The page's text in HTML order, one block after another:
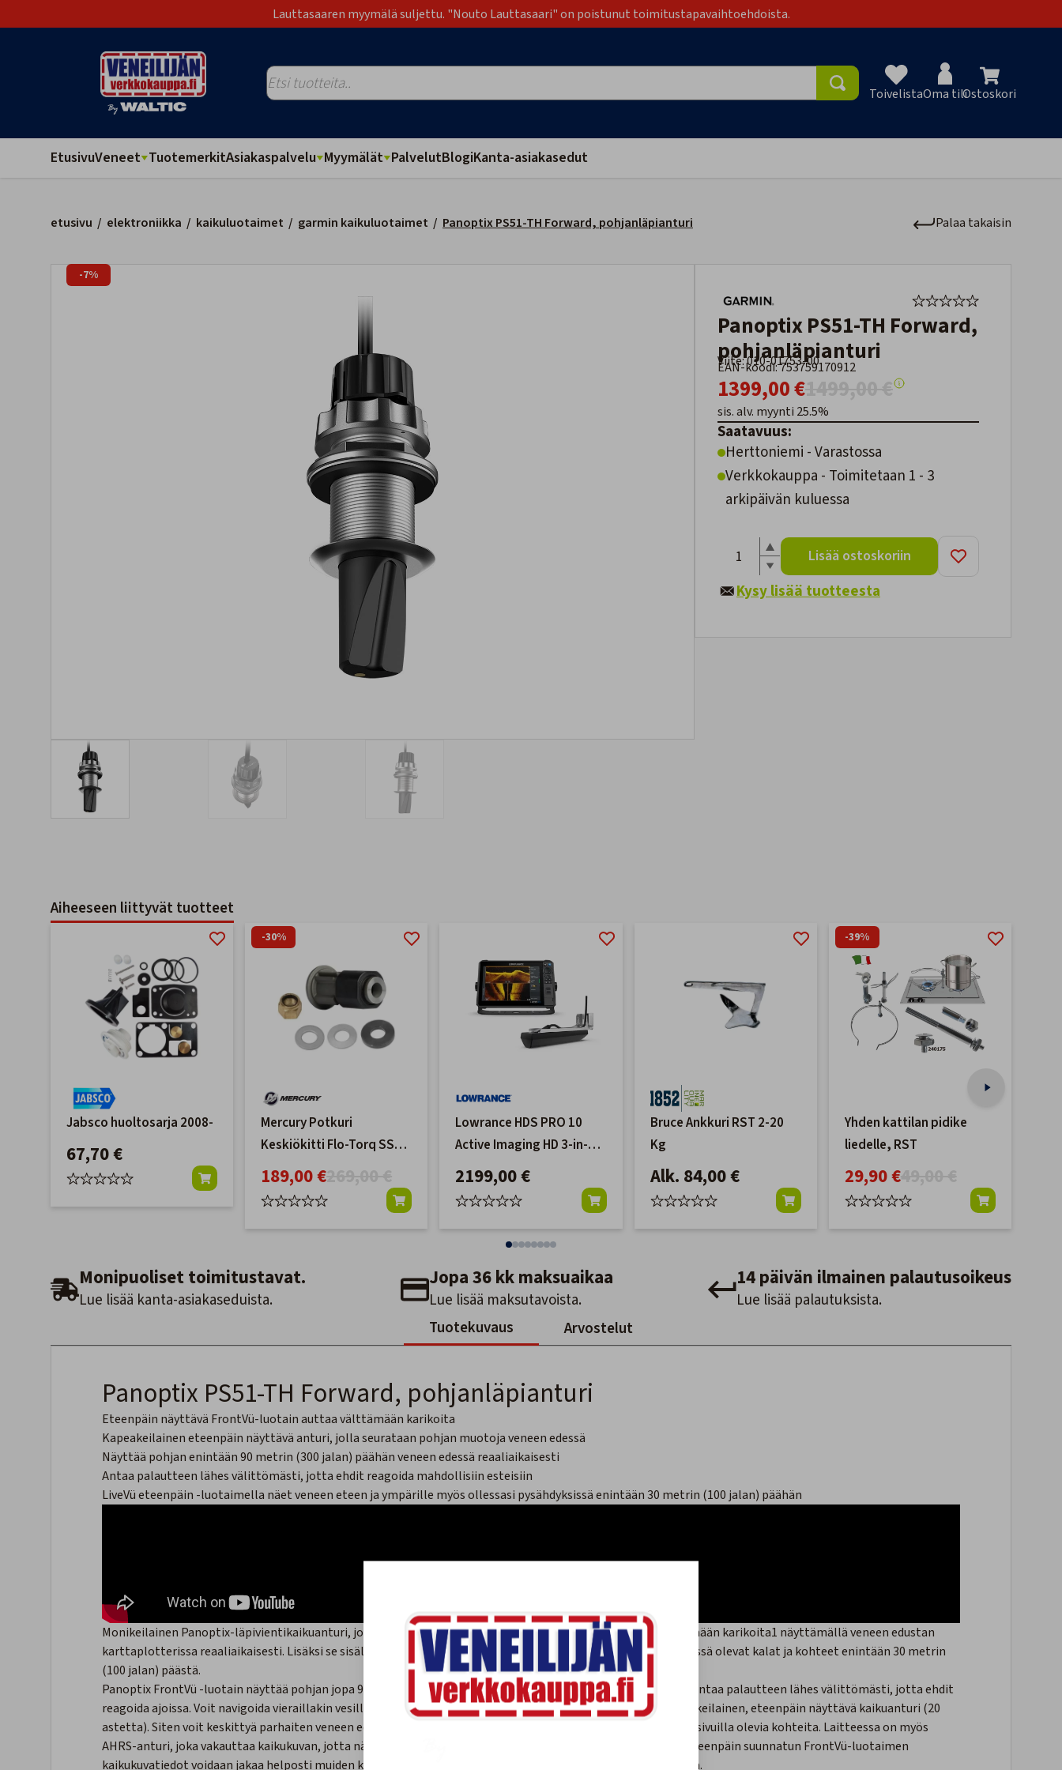
Lauttasaaren myymälä suljettu. "Nouto Lauttasaari" on poistunut toimitustapavaihtoehdoista.
ToivelistaOma tiliOstoskori
EtusivuVeneet TuotemerkitAsiakaspalvelu Myymälät PalvelutBlogiKanta-asiakasedut
etusivu / elektroniikka / kaikuluotaimet / garmin kaikuluotaimet / Panoptix PS51-TH Forward, pohjanläpianturi Palaa takaisin
-7%
Panoptix PS51-TH Forward,
pohjanläpianturi
Viite: 010-01753-00
EAN-koodi: 753759170912
1399,00 €
sis. alv. myynti 25.5%
Saatavuus:
Herttoniemi - Varastossa
Verkkokauppa - Toimitetaan 1 - 3
arkipäivän kuluessa
Lisää ostoskoriin
Kysy lisää tuotteesta
Aiheeseen liittyvät tuotteet
Jabsco huoltosarja 2008-
67,70 €
-30%
Mercury Potkuri
Keskiökitti Flo-Torq SSR
HD 1.25"
189,00 €
Lowrance HDS PRO 10
Active Imaging HD 3-in-1 -
anturilla
2199,00 €
Bruce Ankkuri RST 2-20
Kg
Alk. 84,00 €
-39%
Yhden kattilan pidike
liedelle, RST
29,90 €49,00 €
Monipuoliset toimitustavat.
Lue lisää kanta-asiakaseduista.
Jopa 36 kk maksuaikaa
Lue lisää maksutavoista.
14 päivän ilmainen palautusoikeus
Lue lisää palautuksista.
Tuotekuvaus
Arvostelut
Panoptix PS51-TH Forward, pohjanläpianturi
Eteenpäin näyttävä FrontVü-luotain auttaa välttämään karikoita
Kapeakeilainen eteenpäin näyttävä anturi, jolla seurataan pohjan muotoja veneen edessä
Näyttää pohjan enintään 90 metrin (300 jalan) päähän veneen edessä reaaliaikaisesti
Antaa palautteen lähes välittömästi, jotta ehdit reagoida mahdollisiin esteisiin
LiveVü eteenpäin -luotaimella näet veneen eteen ja ympärille myös ollessasi pysähdyksissä enintään 30 metrin (100 jalan) päähän
Monikeilainen Panoptix-läpivientikaikuanturi, joka sisältää ensiluokkaisen FrontVü-luotaimen, auttaa välttämään karikoita1 näyttämällä veneen edustan
karttaplotterissa reaaliaikaisesti. Lisäksi se sisältää LiveVü eteenpäin -luotaimen, jolla näet veneen alla ja edessä olevat kalat ja kohteet enintään 30 metrin
(100 jalan) päästä.
Panoptix FrontVü -luotain näyttää pohjan jopa 90 metrin (300 jalan) päässä (8–10-kertaisesti veden syvyys) ja antaa palautteen lähes välittömästi, jotta ehdit
reagoida ajoissa. Voit navigoida vieraillakin vesillä luottavaisesti, koska Panoptix FrontVü -laitteessa on kapeakeilainen, eteenpäin näyttävä kaikuanturi (20
astetta). Siten voit keskittyä parhaiten veneen edessä olevan pohjan seuraamiseen miettimättä liikaa veneen sivuilla olevia kohteita. Laitteessa on myös
AHRS-anturi, joka vakauttaa kaikukuvan, jotta näet pohjan muodot selkeästi myös aallokossa. Lisäksi kaikki eteenpäin suunnatun FrontVü-luotaimen
kaikukuvatiedot voidaan jakaa helposti muiden karttaplottereiden näytöille Garmin Marine Network -verkossa.